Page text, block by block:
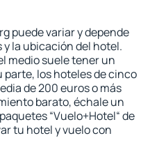
puede variar y depende
la ubicación del hotel.
medio suele tener un
parte, los hoteles de cinco
de 200 euros o más
barato, échale un
“Vuelo+Hotel“ de
tu hotel y vuelo con